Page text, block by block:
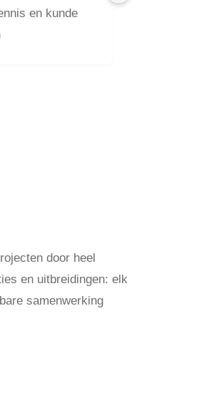
en kunde
door heel
en uitbreidingen: elk
samenwerking